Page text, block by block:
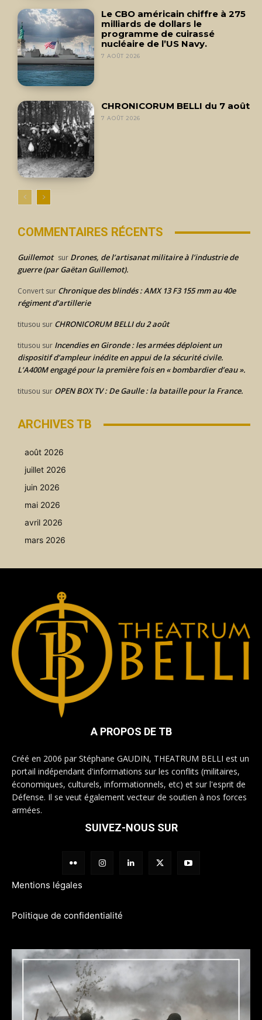
Le CBO américain chiffre à 275
milliards de dollars le
programme de cuirassé
nucléaire de l’US Navy.
7 AOÛT 2026
CHRONICORUM BELLI du 7 août
7 AOÛT 2026
COMMENTAIRES RÉCENTS
Guillemot sur Drones, de l’artisanat militaire à l’industrie de
guerre (par Gaëtan Guillemot).
Convert sur Chronique des blindés : AMX 13 F3 155 mm au 40e
régiment d’artillerie
titusou sur CHRONICORUM BELLI du 2 août
titusou sur Incendies en Gironde : les armées déploient un
dispositif d’ampleur inédite en appui de la sécurité civile.
L’A400M engagé pour la première fois en « bombardier d’eau ».
titusou sur OPEN BOX TV : De Gaulle : la bataille pour la France.
ARCHIVES TB
août 2026
juillet 2026
juin 2026
mai 2026
avril 2026
mars 2026
A PROPOS DE TB
Créé en 2006 par Stéphane GAUDIN, THEATRUM BELLI est un
portail indépendant d'informations sur les conflits (militaires,
économiques, culturels, informationnels, etc) et sur l'esprit de
Défense. Il se veut également vecteur de soutien à nos forces
armées.
SUIVEZ-NOUS SUR
Mentions légales
Politique de confidentialité